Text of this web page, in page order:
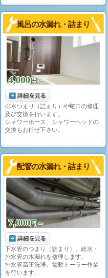
風呂の水漏れ・詰まり
4,000円～
排水つまり（詰まり）や蛇口の修理
及び交換を行います。
シャワーホース、シャワーヘッドの
交換もお任せ下さい。
配管の水漏れ・詰まり
7,000円～
下水管のつまり（詰まり）、給水・
排水管の水漏れを修理します。
排水管高圧洗浄。電動トーラー作業
を行います。